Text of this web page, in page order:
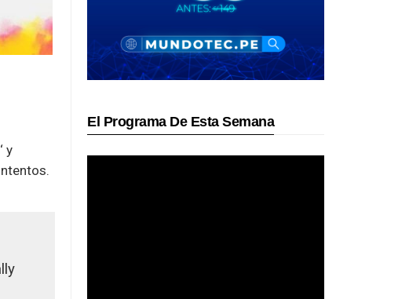
‘ y
El Programa De Esta Semana